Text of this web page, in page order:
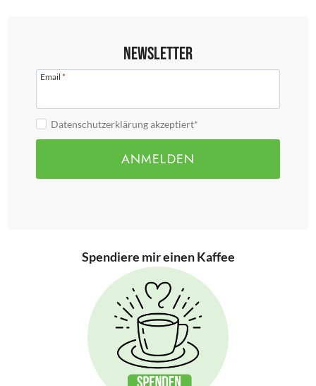
Newsletter
Email *
Datenschutzerklärung akzeptiert*
ANMELDEN
Spendiere mir einen Kaffee